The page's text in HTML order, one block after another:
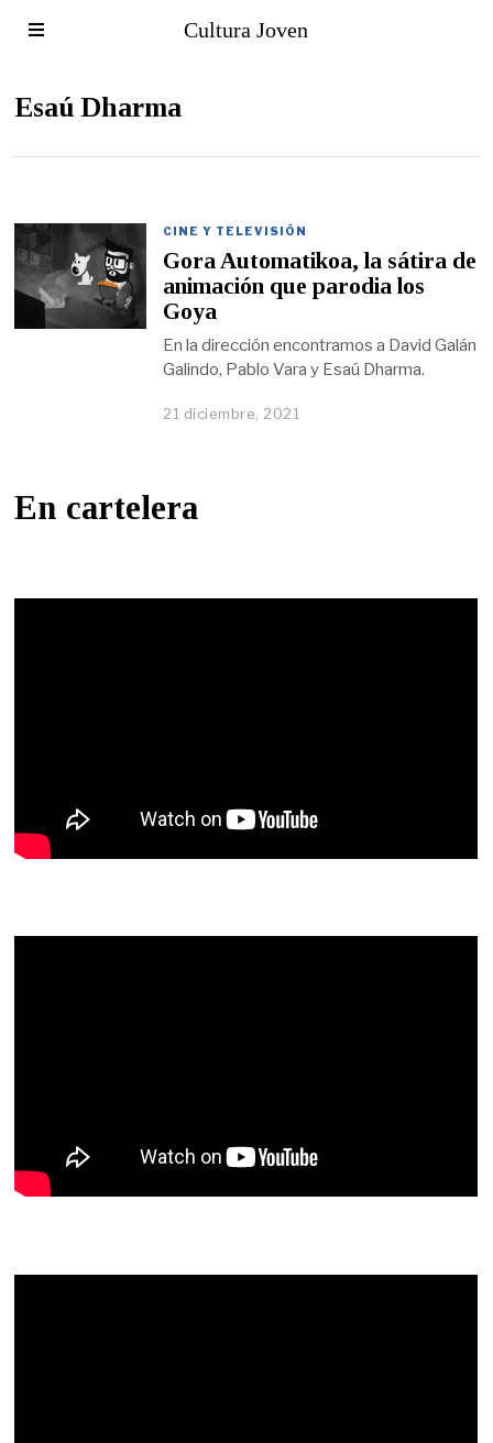
Cultura Joven
Esaú Dharma
CINE Y TELEVISIÓN
Gora Automatikoa, la sátira de
animación que parodia los
Goya
En la dirección encontramos a David Galán
Galindo, Pablo Vara y Esaú Dharma.
21 diciembre, 2021
En cartelera